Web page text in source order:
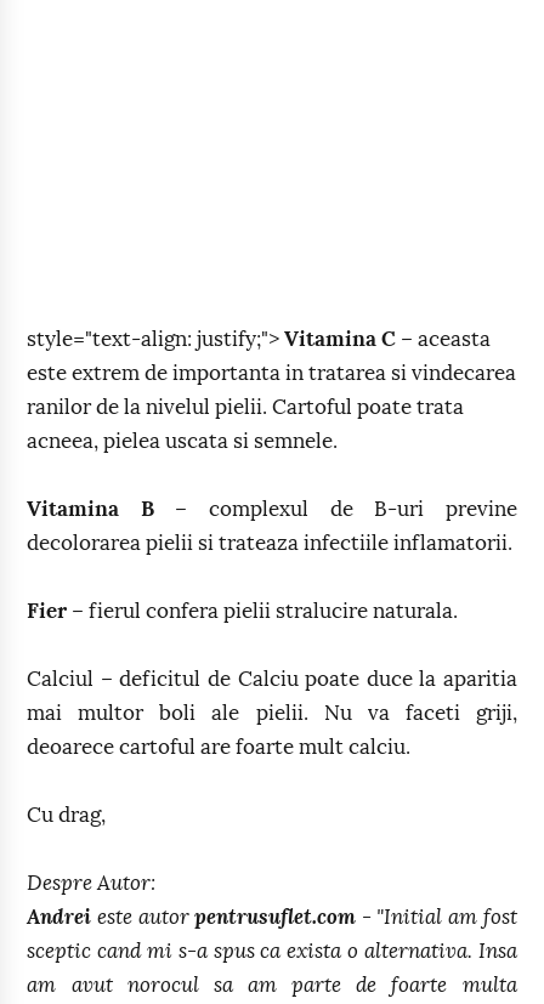
style="text-align: justify;">Vitamina C – aceasta
este extrem de importanta in tratarea si vindecarea
ranilor de la nivelul pielii. Cartoful poate trata
acneea, pielea uscata si semnele.
Vitamina B– complexul de B-uri previne
decolorarea pielii si trateaza infectiile inflamatorii.
Fier – fierul confera pielii stralucire naturala.
Calciul – deficitul de Calciu poate duce la aparitia
mai multor boli ale pielii. Nu va faceti griji,
deoarece cartoful are foarte mult calciu.
Cu drag,
Despre Autor:
Andrei este autorpentrusuflet.com - "Initial am fost
sceptic cand mi s-a spus ca exista o alternativa. Insa
am avut norocul sa am parte de foarte multa